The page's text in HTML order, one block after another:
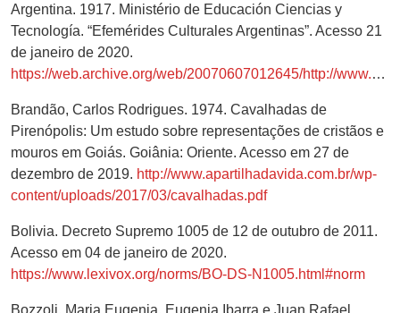
Argentina. 1917. Ministério de Educación Ciencias y
Tecnología. “Efemérides Culturales Argentinas”. Acesso 21
de janeiro de 2020.
https://web.archive.org/web/20070607012645/http://www.me.gov.ar/
Brandão, Carlos Rodrigues. 1974. Cavalhadas de
Pirenópolis: Um estudo sobre representações de cristãos e
mouros em Goiás. Goiânia: Oriente. Acesso em 27 de
dezembro de 2019. http://www.apartilhadavida.com.br/wp-
content/uploads/2017/03/cavalhadas.pdf
Bolivia. Decreto Supremo 1005 de 12 de outubro de 2011.
Acesso em 04 de janeiro de 2020.
https://www.lexivox.org/norms/BO-DS-N1005.html#norm
Bozzoli, Maria Eugenia, Eugenia Ibarra e Juan Rafael